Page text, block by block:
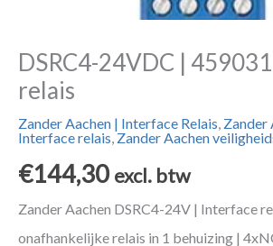
DSRC4-24VDC |
relais
Zander Aachen | Interface Relais, Zander
Interface relais,Zander Aachen
€144,30 excl. btw
Zander Aachen DSRC4-24V | Interface
onafhankelijke relais in 1 behuizing |